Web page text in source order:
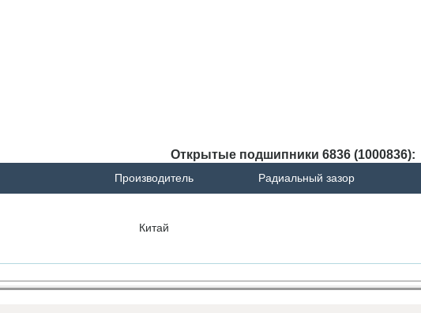
Открытые подшипники 6836 (1000836):
Производитель Радиальный зазор
Китай